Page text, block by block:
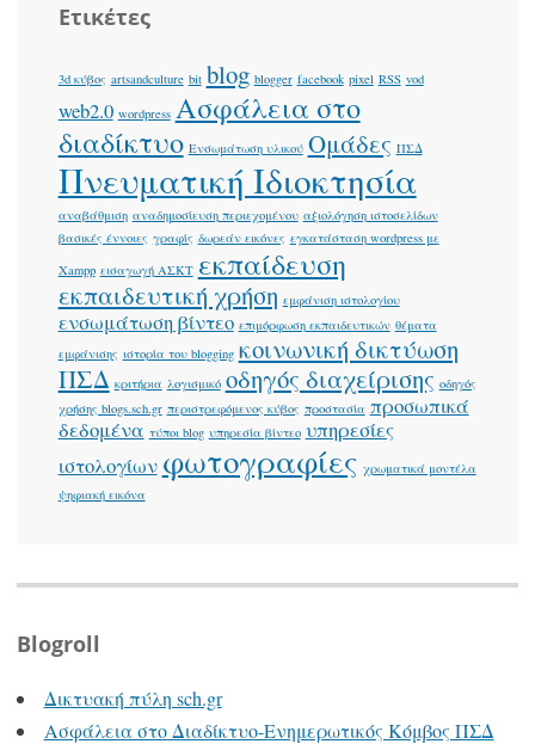
Ετικέτες
3d κύβος artsandculture bit blog blogger facebook pixel RSS vod
web2.0 wordpress Ασφάλεια στο
διαδίκτυο Ενσωμάτωση υλικού Ομάδες ΠΣΔ
Πνευματική Ιδιοκτησία
αναβάθμιση αναδημοσίευση περιεχομένου αξιολόγηση ιστοσελίδων
βασικές έννοιες γραφίς δωρεάν εικόνες εγκατάσταση wordpress με
Xampp εισαγωγή ΑΣΚΤ εκπαίδευση
εκπαιδευτική χρήση εμφάνιση ιστολογίου
ενσωμάτωση βίντεο επιμόρφωση εκπαιδευτικών θέματα
εμφάνισης ιστορία του blogging κοινωνική δικτύωση
ΠΣΔ κριτήρια λογισμικό οδηγός διαχείρισης οδηγός
χρήσης blogs.sch.gr περιστρεφόμενος κύβος προστασία προσωπικά
δεδομένα τύποι blog υπηρεσία βίντεο υπηρεσίες
ιστολογίων φωτογραφίες χρωματικά μοντέλα
ψηφιακή εικόνα
Blogroll
Δικτυακή πύλη sch.gr
Ασφάλεια στο Διαδίκτυο-Ενημερωτικός Κόμβος ΠΣΔ